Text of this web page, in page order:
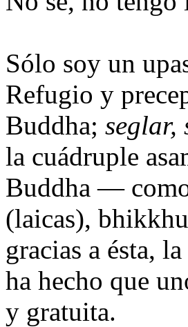
Sólo soy un
Refugio y
Buddha; seglar,
la cuádruple
Buddha —
(laicas),
gracias a ésta,
ha hecho que
y gratuita.